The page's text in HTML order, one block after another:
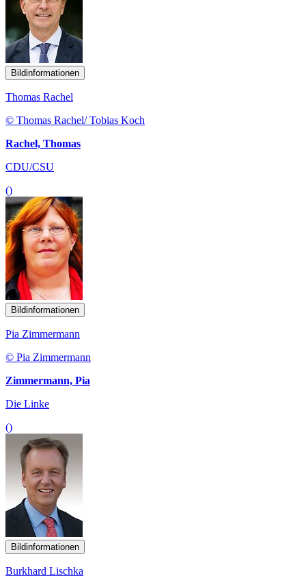
Bildinformationen
Thomas Rachel
© Thomas Rachel/ Tobias Koch
Rachel, Thomas
CDU/CSU
()
Bildinformationen
Pia Zimmermann
© Pia Zimmermann
Zimmermann, Pia
Die Linke
()
Bildinformationen
Burkhard Lischka